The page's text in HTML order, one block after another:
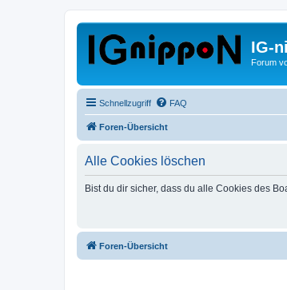
IG-
Forum
Schnellzugriff FAQ
Foren-Übersicht
Alle Cookies löschen
Bist du dir sicher, dass du alle Cookies des
Foren-Übersicht